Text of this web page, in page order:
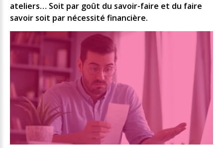
ateliers… Soit par goût du savoir-faire et du faire
savoir soit par nécessité financière.